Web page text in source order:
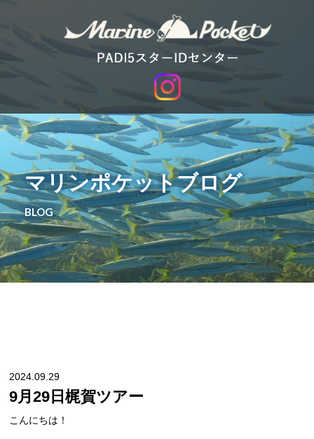
マリンポケットブログ
BLOG
2024.09.29
9月29日梶賀ツアー
こんにちは！